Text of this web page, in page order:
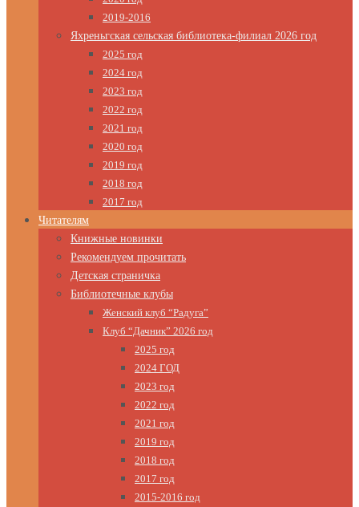
2019-2016
Яхреньгская сельская библиотека-филиал 2026 год
2025 год
2024 год
2023 год
2022 год
2021 год
2020 год
2019 год
2018 год
2017 год
Читателям
Книжные новинки
Рекомендуем прочитать
Детская страничка
Библиотечные клубы
Женский клуб “Радуга”
Клуб “Дачник” 2026 год
2025 год
2024 ГОД
2023 год
2022 год
2021 год
2019 год
2018 год
2017 год
2015-2016 год